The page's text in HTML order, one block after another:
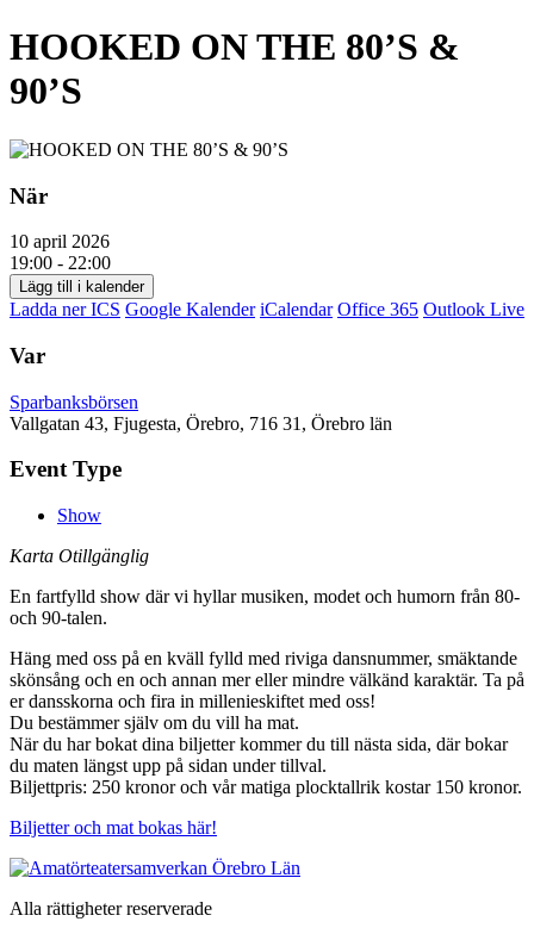
HOOKED ON THE 80’S &
90’S
När
10 april 2026
19:00 - 22:00
Lägg till i kalender
Ladda ner ICS Google Kalender iCalendar Office 365 Outlook Live
Var
Sparbanksbörsen
Vallgatan 43, Fjugesta, Örebro, 716 31, Örebro län
Event Type
Show
Karta Otillgänglig
En fartfylld show där vi hyllar musiken, modet och humorn från 80-
och 90-talen.
Häng med oss på en kväll fylld med riviga dansnummer, smäktande
skönsång och en och annan mer eller mindre välkänd karaktär. Ta på
er dansskorna och fira in millenieskiftet med oss!
Du bestämmer själv om du vill ha mat.
När du har bokat dina biljetter kommer du till nästa sida, där bokar
du maten längst upp på sidan under tillval.
Biljettpris: 250 kronor och vår matiga plocktallrik kostar 150 kronor.
Biljetter och mat bokas här!
Alla rättigheter reserverade